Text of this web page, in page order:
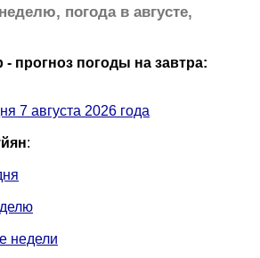
погода в августе,
- прогноз погоды на завтра:
7 августа 2026 года
:
недели